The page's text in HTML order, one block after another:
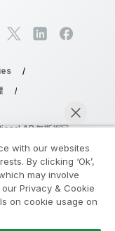
AB.無断複写・
加する
app を危険
with our websites
By clicking ‘Ok’,
may involve
Privacy & Cookie
on cookie usage on